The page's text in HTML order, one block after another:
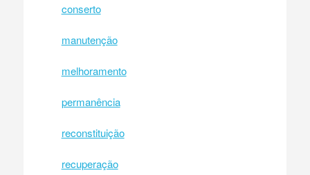
conserto
manutenção
melhoramento
permanência
reconstituição
recuperação